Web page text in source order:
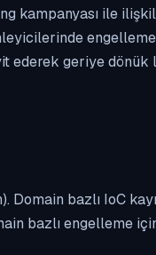
kampanyası ile
ederek geriye
Domain bazlı IoC
bazlı engelleme